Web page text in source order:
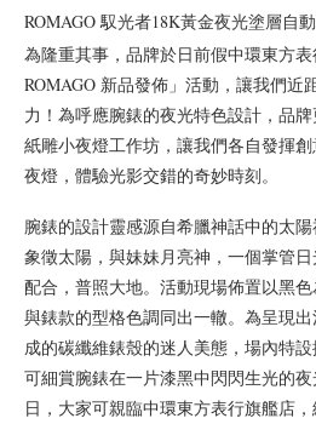
ROMAGO 馭光者18K黃金夜光塗層自
為隆重其事，品牌於日前假中環東方
ROMAGO 新品發佈」活動，讓我們近
力！為呼應腕錶的夜光特色設計，品
紙雕小夜燈工作坊，讓我們各自發揮
夜燈，體驗光影交錯的奇妙時刻。
腕錶的設計靈感源自希臘神話中的太
象徵太陽，與妹妹月亮神，一個掌管
配合，普照大地。活動現場佈置以黑
與錶款的型格色調同出一轍。為呈現
成的碳纖維錶殼的迷人美態，場內特
可細賞腕錶在一片漆黑中閃閃生光的
日，大家可親臨中環東方表行旗艦店